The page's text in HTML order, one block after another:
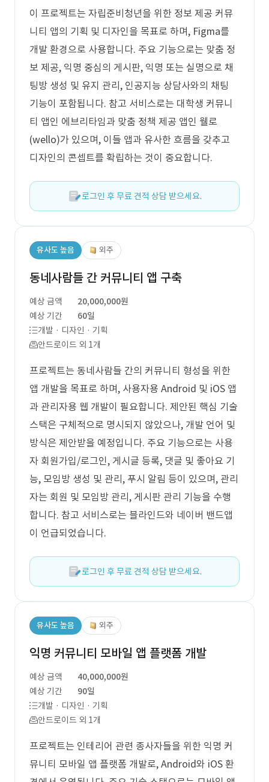
이 프로젝트는 자립준비청년을 위한 정보 제공 커뮤
니티 앱의 기획 및 디자인을 목표로 하며, Figma를
개발 환경으로 사용합니다. 주요 기능으로는 맞춤 정
보 제공, 익명 중심의 게시판, 익명 또는 실명으로 채
팅방 생성 및 유지 관리, 인공지능 상담사와의 채팅
기능이 포함됩니다. 참고 서비스로는 대학생 커뮤니
티 앱인 에브리타임과 맞춤 정책 제공 앱인 웰로
(wello)가 있으며, 이들 앱과 유사한 흐름을 갖추고
디자인의 콘셉트를 확립하는 것이 중요합니다.
로그인 후 무료 견적 상담 받으세요.
유사도 높음 외주
동네사람들 간 커뮤니티 앱 구축
예상 금액
20,000,000원
예상 기간
60일
개발 · 디자인 · 기획
안드로이드 외 1개
프로젝트는 동네사람들 간의 커뮤니티 형성을 위한
앱 개발을 목표로 하며, 사용자용 Android 및 iOS 앱
과 관리자용 웹 개발이 필요합니다. 제안된 핵심 기술
스택은 구체적으로 명시되지 않았으나, 개발 언어 및
방식은 제안받을 예정입니다. 주요 기능으로는 사용
자 회원가입/로그인, 게시글 등록, 댓글 및 좋아요 기
능, 모임방 생성 및 관리, 푸시 알림 등이 있으며, 관리
자는 회원 및 모임방 관리, 게시판 관리 기능을 수행
합니다. 참고 서비스로는 블라인드와 네이버 밴드앱
이 언급되었습니다.
로그인 후 무료 견적 상담 받으세요.
유사도 높음 외주
익명 커뮤니티 모바일 앱 플랫폼 개발
예상 금액
40,000,000원
예상 기간
90일
개발 · 디자인 · 기획
안드로이드 외 1개
프로젝트는 인테리어 관련 종사자들을 위한 익명 커
뮤니티 모바일 앱 플랫폼 개발로, Android와 iOS 환